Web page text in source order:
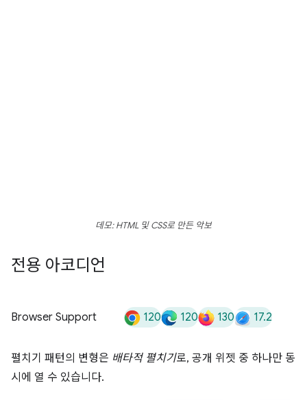
데모: HTML 및 CSS로 만든 악보
전용 아코디언
Browser Support 120 120 130 17.2
펼치기 패턴의 변형은 배타적 펼치기로, 공개 위젯 중 하나만 동
시에 열 수 있습니다.